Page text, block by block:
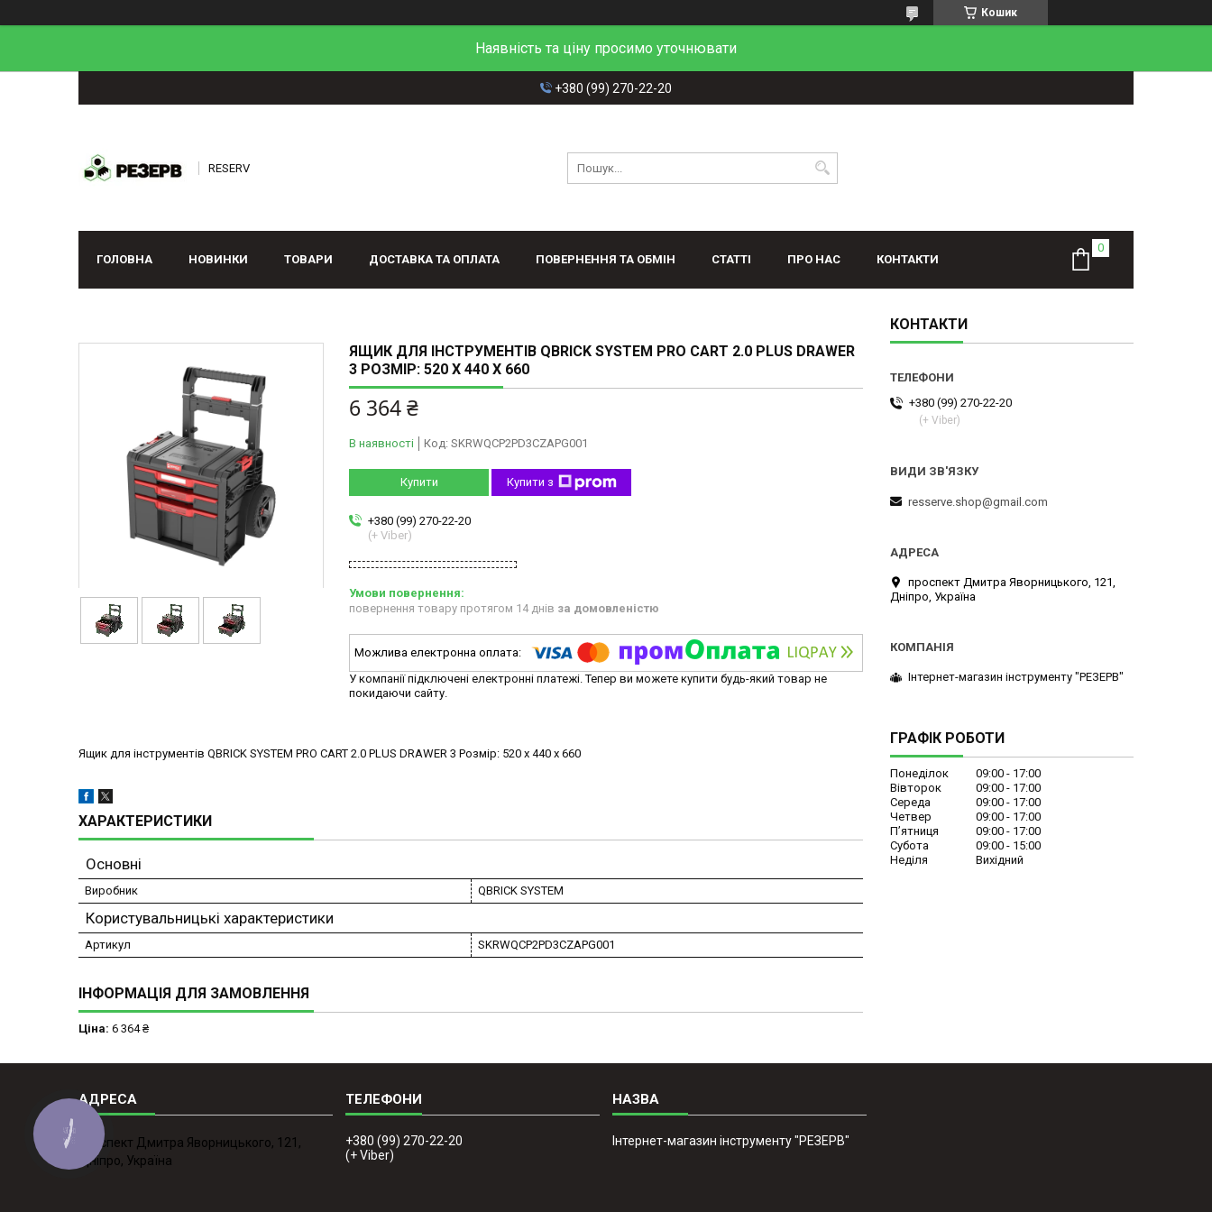
Кошик
Наявність та ціну просимо уточнювати
+380 (99) 270-22-20
RESERV
ГОЛОВНА НОВИНКИ ТОВАРИ ДОСТАВКА ТА ОПЛАТА ПОВЕРНЕННЯ ТА ОБМІН СТАТТІ ПРО НАС КОНТАКТИ
ЯЩИК ДЛЯ ІНСТРУМЕНТІВ QBRICK SYSTEM PRO CART 2.0 PLUS DRAWER
3 РОЗМІР: 520 X 440 X 660
6 364 ₴
В наявності Код: SKRWQCP2PD3CZAPG001
Купити Купити з
+380 (99) 270-22-20
(+ Viber)
повернення товару протягом 14 днів за домовленістю
У компанії підключені електронні платежі. Тепер ви можете купити будь-який товар не
покидаючи сайту.
Ящик для інструментів QBRICK SYSTEM PRO CART 2.0 PLUS DRAWER 3 Розмір: 520 x 440 x 660
ХАРАКТЕРИСТИКИ
Основні
Виробник QBRICK SYSTEM
Користувальницькі характеристики
Артикул SKRWQCP2PD3CZAPG001
ІНФОРМАЦІЯ ДЛЯ ЗАМОВЛЕННЯ
Ціна: 6 364 ₴
КОНТАКТИ
+380 (99) 270-22-20
(+ Viber)
resserve.shop@gmail.com
проспект Дмитра Яворницького, 121,
Дніпро, Україна
Інтернет-магазин інструменту "РЕЗЕРВ"
ГРАФІК РОБОТИ
Понеділок 09:00
17:00
Вівторок
09:00
17:00
Середа
09:00
17:00
Четвер
09:00
17:00
Пʼятниця
09:00
17:00
Субота
09:00
15:00
Неділя
Вихідний
проспект Дмитра Яворницького, 121,
Дніпро, Україна
+380 (99) 270-22-20
(+ Viber)
Інтернет-магазин інструменту "РЕЗЕРВ"
КНОПКА
ЗВ'ЯЗКУ